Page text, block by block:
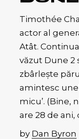
Timothée
actor al
Atât.
văzut Dune 2
zbârlește
amintesc
micu’. (Bine,
are 28 de ani,
by Dan Byron